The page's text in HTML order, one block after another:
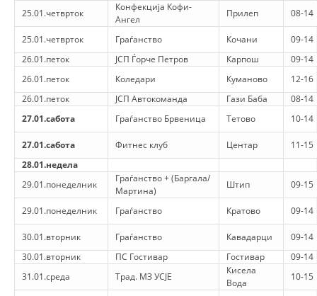
ЗА НАС
ДЕЈСТВУВАЊЕ
ПРИРАЧНИЦИ
СТРАТЕГИИ
ЕДУКАТИВНО ИНФОРМАТИВНИ МАТЕРИЈАЛИ
БРОШУРИ
ПОСТЕРИ
ПРЕЗЕНТАЦИИ
25.01.четврток
Конфекција Кофи-
Ангел
Прилеп 08-14
25.01.четврток Граѓанство Кочани
09-14
26.01.петок
ЈСП Ѓорче Петров Карпош
09-14
26.01.петок
Коледари Куманово
12-16
26.01.петок
ЈСП Автокоманда Гази Баба
08-14
27.01.сабота
Граѓанство Брвеница Тетово 10-14
27.01.сабота Фитнес клуб Центар
11-15
28.01.недела
29.01.понеделник
Граѓанство + (Баргала/
Мартина)
Штип 09-15
29.01.понеделник Граѓанство Кратово 09-14
30.01.вторник Граѓанство Кавадарци
09-14
30.01.вторник
ПС Гостивар Гостивар
09-14
31.01.среда
Трад. МЗ УСЈЕ
Кисела
Вода
10-15